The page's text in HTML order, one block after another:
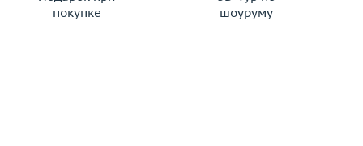
покупке
шоуруму